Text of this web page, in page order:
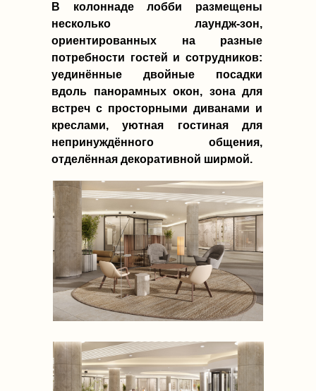
В колоннаде лобби размещены
несколько лаундж-зон,
ориентированных на разные
потребности гостей и сотрудников:
уединённые двойные посадки
вдоль панорамных окон, зона для
встреч с просторными диванами и
креслами, уютная гостиная для
непринуждённого общения,
отделённая декоративной ширмой.